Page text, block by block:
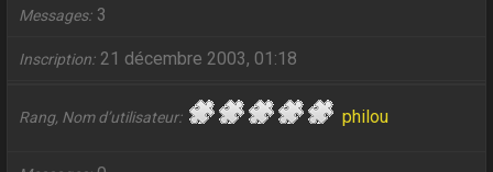
Messages 3
Inscription 21 décembre 2003, 01:18
Rang, Nom d’utilisateur philou